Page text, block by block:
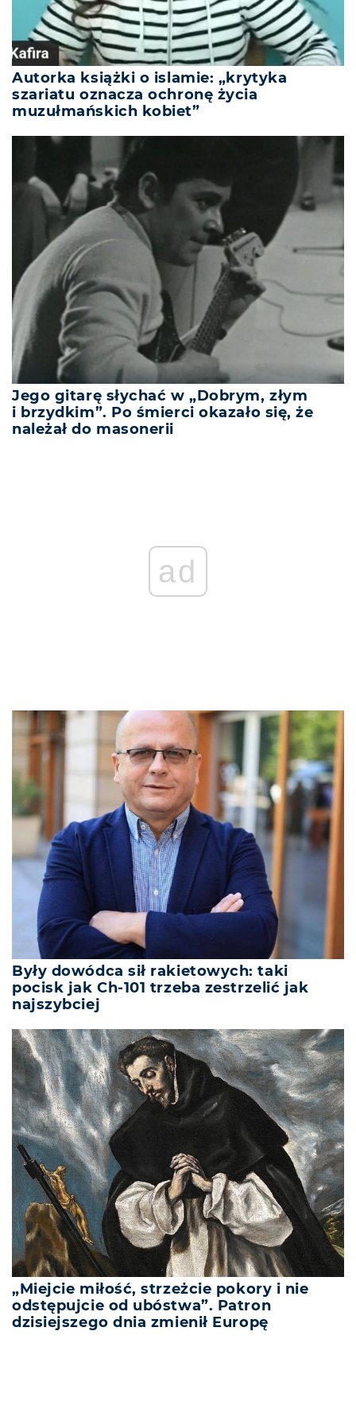
Autorka książki o islamie: „krytyka
szariatu oznacza ochronę życia
muzułmańskich kobiet”
Jego gitarę słychać w „Dobrym, złym
i brzydkim”. Po śmierci okazało się, że
należał do masonerii
ad
Były dowódca sił rakietowych: taki
pocisk jak Ch-101 trzeba zestrzelić jak
najszybciej
„Miejcie miłość, strzeżcie pokory i nie
odstępujcie od ubóstwa”. Patron
dzisiejszego dnia zmienił Europę